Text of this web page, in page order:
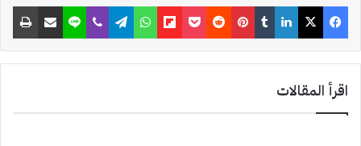
فيسبوك ‫X لينكدإن ‏Tumblr بينتيريست ‏Reddit
‫Pocket
Flipboard واتساب تيلقرام ڤايبر لاين مشاركة عبر البريد
اقرأ المقالات